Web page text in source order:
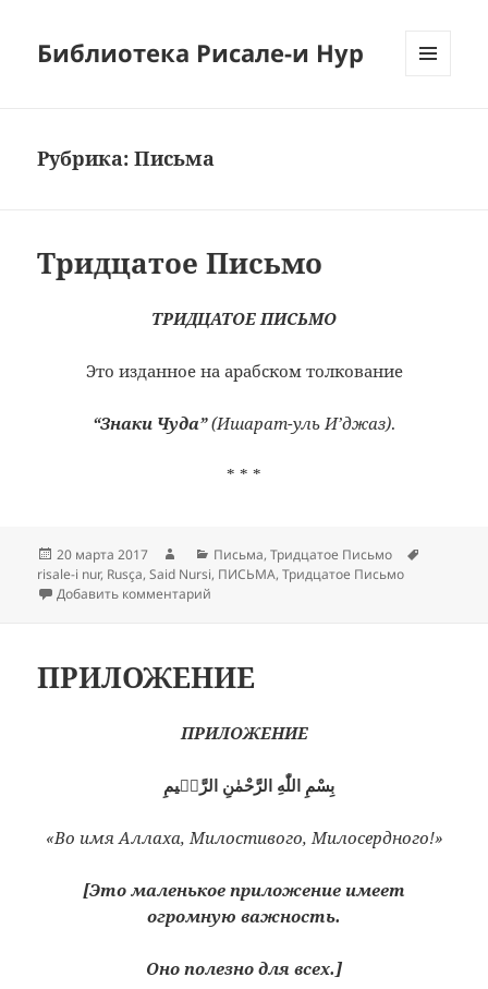
Библиотека Рисале-и Нур
Рубрика:Письма
Тридцатое Письмо
ТРИДЦАТОЕ ПИСЬМО
Это изданное на арабском толкование
“Знаки Чуда” (Ишарат-уль И’джаз).
* * *
Опубликовано
20 марта 2017 АвторРубрики
Письма,Тридцатое Письмо
risale-i nur, Rusça,Said Nursi, ПИСЬМА,Тридцатое Письмо
Добавить комментарий
ПРИЛОЖЕНИЕ
ПРИЛОЖЕНИЕ
بِسْمِ اللّٰهِ الرَّحْمٰنِ الرَّحٖيمِ
«Во имя Аллаха, Милостивого, Милосердного!»
[Это маленькое приложение имеет
огромную важность.
Оно полезно для всех.]